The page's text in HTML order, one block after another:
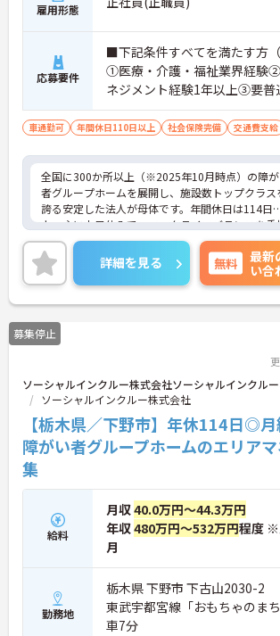
雇用形態
応募要件
■下記条件すべてを満たす方（
①医療・介護・福祉業界経験
ネジメント経験1年以上③要普
（AT限定可）※介護業界に関
（介護職員初任者研修、介護福
祉経験歓迎
車通勤可 年間休日110日以上 社会保険完備 交通費支給
全国に300か所以上（※2025年10月時点）の障
者グループホームを展開し、施設数トップクラス
誇る安定した法人が母体です。年間休日は114日
上、主に土日休みで、ワークライフバランスを重
した働き方が可能です。産前産後・育児休暇制度
あり、子育て世代も安心して働ける環境が整って
ます。一般社員研修や外部勉強会受講支援制度な
を通じて着実にスキルアップもできます。チーム
まとめ、メンバーの成長を後押しすることにやり
いを感じる方、新しい挑戦に意欲的な方にぴったり
の職場です。ご興味のある方は詳細等をお伝えしま
詳細を見る 無料
最新
い合
募集停止
ソーシャルインクルー株式会社ソーシャルインクル
ソーシャルインクルー株式会社
【栃木県／下野市】年休114日◎
障がい者グループホームのエリア
集
給料
月収40.0万円～44.3万円
年収480万円～532万円程度
月
勤務地
栃木県 下野市 下古山2030-2
東武宇都宮線「おもちゃのま
車7分